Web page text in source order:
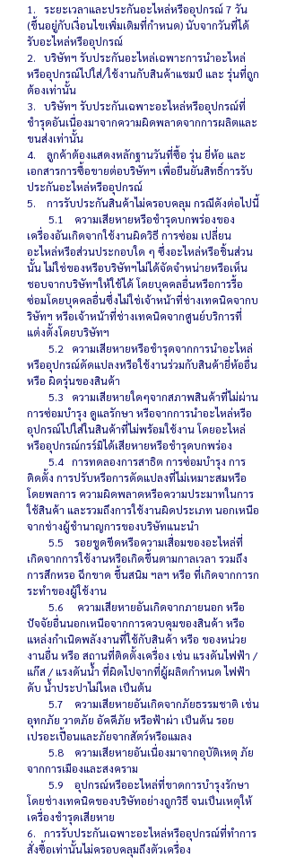
1. ระยะเวลาและประกันอะไหล่หรืออุปกรณ์ 7 วัน
(ขึ้นอยู่กับเงื่อนไขเพิ่มเติมที่กำหนด) นับจากวันที่ได้
รับอะไหล่หรืออุปกรณ์
2. บริษัทฯ รับประกันอะไหล่เฉพาะการนำอะไหล่
หรืออุปกรณ์ไปใส่/ใช้งานกับสินค้าแชมป์ และ รุ่นที่ถูก
ต้องเท่านั้น
3. บริษัทฯ รับประกันเฉพาะอะไหล่หรืออุปกรณ์ที่
ชำรุดอันเนื่องมาจากความผิดพลาดจากการผลิตและ
ขนส่งเท่านั้น
4. ลูกค้าต้องแสดงหลักฐานวันที่ซื้อ รุ่น ยี่ห้อ และ
เอกสารการซื้อขายต่อบริษัทฯ เพื่อยืนยันสิทธิ์การรับ
ประกันอะไหล่หรืออุปกรณ์
5. การรับประกันสินค้าไม่ครอบคลุม กรณีดังต่อไปนี้
5.1 ความเสียหายหรือชำรุดบกพร่องของ
เครื่องอันเกิดจากใช้งานผิดวิธี การซ่อม เปลี่ยน
อะไหล่หรือส่วนประกอบใด ๆ ซึ่งอะไหล่หรือชิ้นส่วน
นั้น ไม่ใช่ของหรือบริษัทฯไม่ได้จัดจำหน่ายหรือเห็น
ชอบจากบริษัทฯให้ใช้ได้ โดยบุคคลอื่นหรือการรื้อ
ซ่อมโดยบุคคลอื่นซึ่งไม่ใช่เจ้าหน้าที่ช่างเทคนิคจากบ
ริษัทฯ หรือเจ้าหน้าที่ช่างเทคนิคจากศูนย์บริการที่
แต่งตั้งโดยบริษัทฯ
5.2 ความเสียหายหรือชำรุดจากการนำอะไหล่
หรืออุปกรณ์ดัดแปลงหรือใช้งานร่วมกับสินค้ายี่ห้ออื่น
หรือ ผิดรุ่นของสินค้า
5.3 ความเสียหายใดๆจากสภาพสินค้าที่ไม่ผ่าน
การซ่อมบำรุง ดูแลรักษา หรือจากการนำอะไหล่หรือ
อุปกรณ์ไปใส่ในสินค้าที่ไม่พร้อมใช้งาน โดยอะไหล่
หรืออุปกรณ์กรร์มิได้เสียหายหรือชำรุดบกพร่อง
5.4 การทดลองการสาธิต การซ่อมบำรุง การ
ติดตั้ง การปรับหรือการดัดแปลงที่ไม่เหมาะสมหรือ
โดยพลการ ความผิดพลาดหรือความประมาทในการ
ใช้สินค้า และรวมถึงการใช้งานผิดประเภท นอกเหนือ
จากช่างผู้ชำนาญการของบริษัทแนะนำ
5.5 รอยขูดขีดหรือความเสื่อมของอะไหล่ที่
เกิดจากการใช้งานหรือเกิดขึ้นตามกาลเวลา รวมถึง
การสึกหรอ ฉีกขาด ขึ้นสนิม ฯลฯ หรือ ที่เกิดจากการก
ระทำของผู้ใช้งาน
5.6 ความเสียหายอันเกิดจากภายนอก หรือ
ปัจจัยอื่นนอกเหนือจากการควบคุมของสินค้า หรือ
แหล่งกำเนิดพลังงานที่ใช้กับสินค้า หรือ ของหน่วย
งานอื่น หรือ สถานที่ติดตั้งเครื่อง เช่น แรงดันไฟฟ้า /
แก๊ส / แรงดันน้ำ ที่ผิดไปจากที่ผู้ผลิตกำหนด ไฟฟ้า
ดับ น้ำประปาไม่ไหล เป็นต้น
5.7 ความเสียหายอันเกิดจากภัยธรรมชาติ เช่น
อุทกภัย วาตภัย อัคคีภัย หรือฟ้าผ่า เป็นต้น รอย
เปรอะเปื้อนและภัยจากสัตว์หรือแมลง
5.8 ความเสียหายอันเนื่องมาจากอุบัติเหตุ ภัย
จากการเมืองและสงคราม
5.9 อุปกรณ์หรืออะไหล่ที่ขาดการบำรุงรักษา
โดยช่างเทคนิคของบริษัทอย่างถูกวิธี จนเป็นเหตุให้
เครื่องชำรุดเสียหาย
6. การรับประกันเฉพาะอะไหล่หรืออุปกรณ์ที่ทำการ
สั่งซื้อเท่านั้นไม่ครอบคลุมถึงตัวเครื่อง